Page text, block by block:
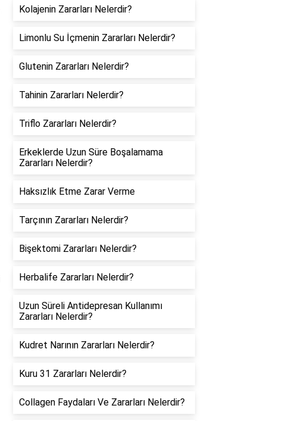
Kolajenin Zararları Nelerdir?
Limonlu Su İçmenin Zararları Nelerdir?
Glutenin Zararları Nelerdir?
Tahinin Zararları Nelerdir?
Triflo Zararları Nelerdir?
Erkeklerde Uzun Süre Boşalamama
Zararları Nelerdir?
Haksızlık Etme Zarar Verme
Tarçının Zararları Nelerdir?
Bişektomi Zararları Nelerdir?
Herbalife Zararları Nelerdir?
Uzun Süreli Antidepresan Kullanımı
Zararları Nelerdir?
Kudret Narının Zararları Nelerdir?
Kuru 31 Zararları Nelerdir?
Collagen Faydaları Ve Zararları Nelerdir?